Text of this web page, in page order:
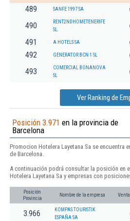
489 SANFE 1997 SA
490
RENT2NDHOMETENERIFE
SL.
491 A HOTELS SA
492 GENERATOR BCN 1 SL
493
COMERCIAL BONANOVA
SL
Ver Ranking de
Posición 3.971 en la provincia de
Barcelona
Promocion Hotelera Layetana Sa se encuentra
de Barcelona.
A continuación podrá consultar la posición en
Hotelera Layetana Sa y empresas con
Posición
Provincia
Nombre de la empresa
3.966
KOMPAS TOURISTIK
ESPAÑA SA